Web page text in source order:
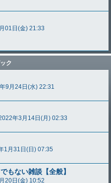
01日(金) 21:33
ック
9月24日(水) 22:31
年3月14日(月) 02:33
1月31日(日) 07:35
もない雑談【全般】
20日(金) 10:52